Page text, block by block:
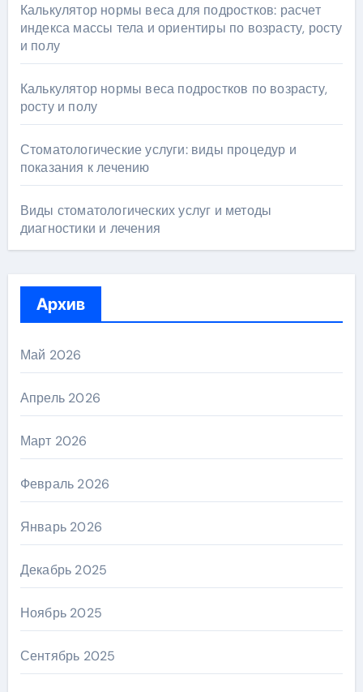
Калькулятор нормы веса для подростков: расчет
индекса массы тела и ориентиры по возрасту, росту
и полу
Калькулятор нормы веса подростков по возрасту,
росту и полу
Стоматологические услуги: виды процедур и
показания к лечению
Виды стоматологических услуг и методы
диагностики и лечения
Архив
Май 2026
Апрель 2026
Март 2026
Февраль 2026
Январь 2026
Декабрь 2025
Ноябрь 2025
Сентябрь 2025